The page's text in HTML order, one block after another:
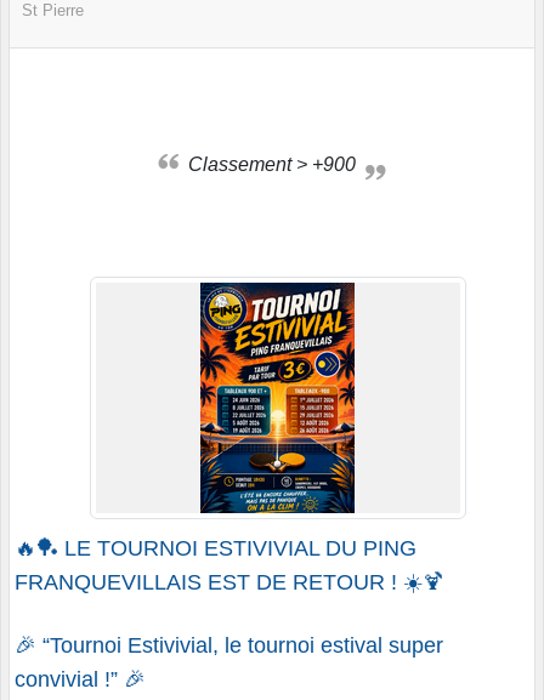
St Pierre
Classement > +900
🔥🏓 LE TOURNOI ESTIVIVIAL DU PING
FRANQUEVILLAIS EST DE RETOUR ! ☀️🍹
🎉 “Tournoi Estivivial, le tournoi estival super
convivial !” 🎉